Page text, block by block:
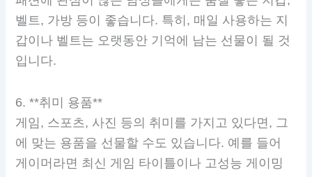
벨트, 가방 등이 좋습니다. 특히, 매일 사용하는 지
갑이나 벨트는 오랫동안 기억에 남는 선물이 될 것
입니다.
6. **취미 용품**
게임, 스포츠, 사진 등의 취미를 가지고 있다면, 그
에 맞는 용품을 선물할 수도 있습니다. 예를 들어
게이머라면 최신 게임 타이틀이나 고성능 게이밍